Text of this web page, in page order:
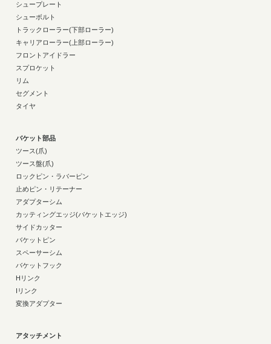
シュープレート
シューボルト
トラックローラー(下部ローラー)
キャリアローラー(上部ローラー)
フロントアイドラー
スプロケット
リム
セグメント
タイヤ
バケット部品
ツース(爪)
ツース盤(爪)
ロックピン・ラバーピン
止めピン・リテーナー
アダプターシム
カッティングエッジ(バケットエッジ)
サイドカッター
バケットピン
スペーサーシム
バケットフック
Hリンク
Iリンク
変換アダプター
アタッチメント